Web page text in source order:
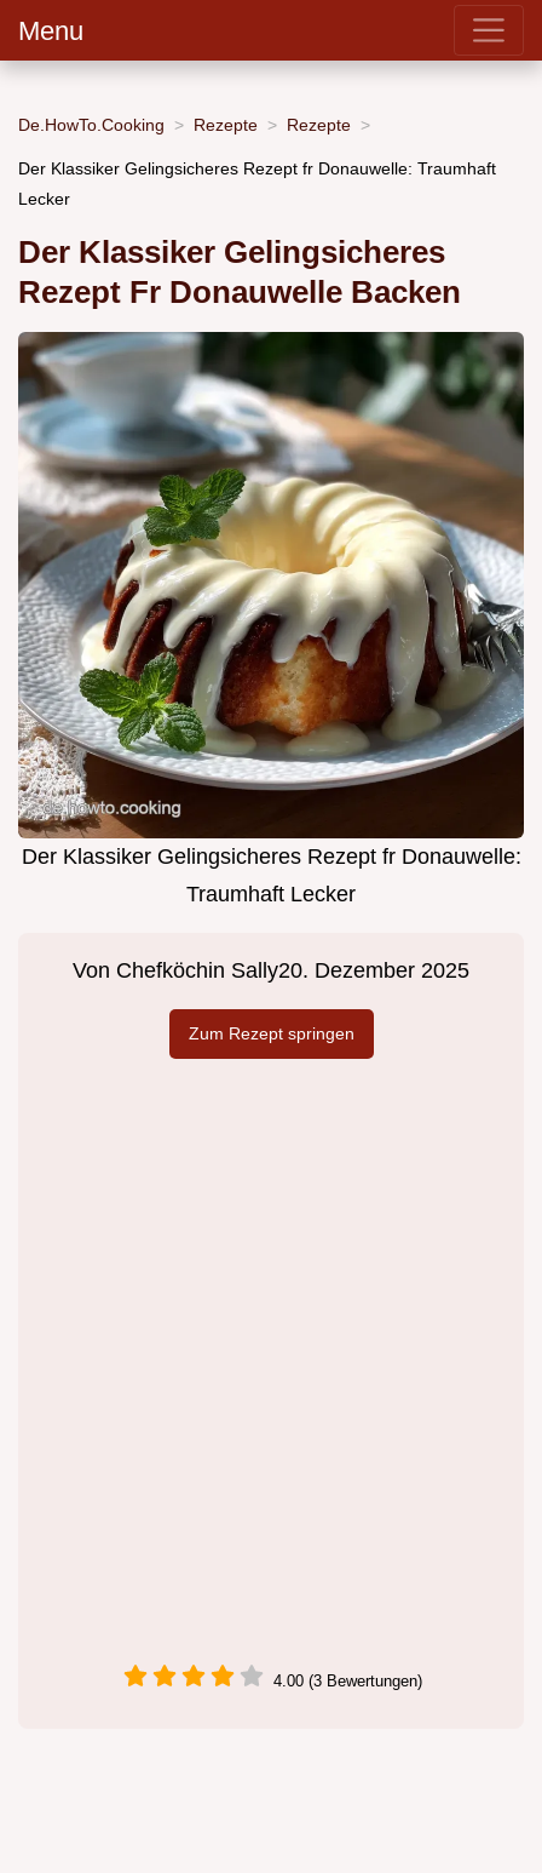
Menu
De.HowTo.Cooking Rezepte Rezepte
Der Klassiker Gelingsicheres Rezept fr Donauwelle: Traumhaft
Lecker
Der Klassiker Gelingsicheres
Rezept Fr Donauwelle Backen
Der Klassiker Gelingsicheres Rezept fr Donauwelle:
Traumhaft Lecker
Von Chefköchin Sally20. Dezember 2025
Zum Rezept springen
4.00 (3 Bewertungen)